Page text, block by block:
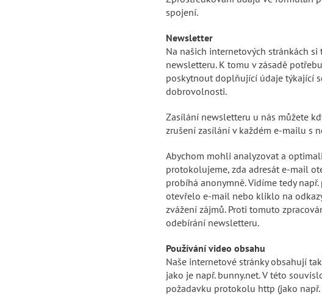
spojení.
Newsletter
Na našich internetových stránkách
newsletteru. K tomu v zásadě
poskytnout doplňující údaje týkající
dobrovolnosti.
Zasílání newsletteru u nás můžete
zrušení zasílání v každém e-mailu s
Abychom mohli analyzovat a
protokolujeme, zda adresát e-mail
probíhá anonymně. Vidíme tedy
otevřelo e-mail nebo kliklo na
zvážení zájmů. Proti tomuto
odebírání newsletteru.
Používání video obsahu
Naše internetové stránky obsahují
jako je např. bunny.net. V této
požadavku protokolu http (jako např.